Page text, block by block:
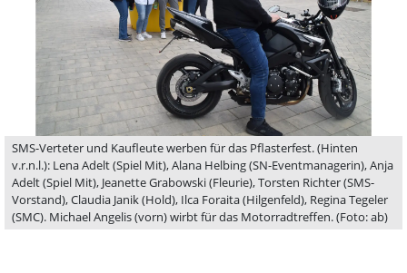
SMS-Verteter und Kaufleute werben für das Pflasterfest. (Hinten
v.r.n.l.): Lena Adelt (Spiel Mit), Alana Helbing (SN-Eventmanagerin), Anja
Adelt (Spiel Mit), Jeanette Grabowski (Fleurie), Torsten Richter (SMS-
Vorstand), Claudia Janik (Hold), Ilca Foraita (Hilgenfeld), Regina Tegeler
(SMC). Michael Angelis (vorn) wirbt für das Motorradtreffen. (Foto: ab)